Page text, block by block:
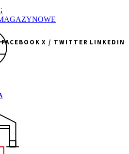
FACEBOOK|X / TWITTER|LINKEDIN